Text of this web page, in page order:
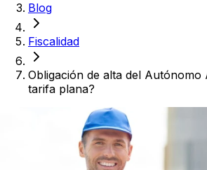
Blog
Fiscalidad
Obligación de alta del Autónomo
tarifa plana?